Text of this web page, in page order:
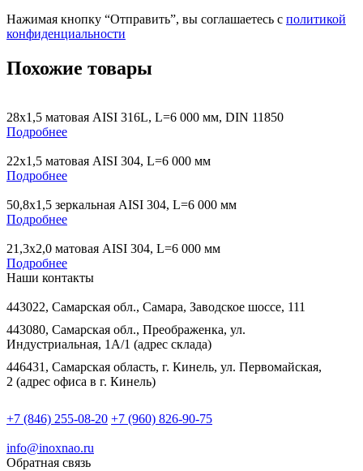
Нажимая кнопку “Отправить”, вы соглашаетесь с политикой
конфиденциальности
Похожие товары
28х1,5 матовая AISI 316L, L=6 000 мм, DIN 11850
Подробнее
22х1,5 матовая AISI 304, L=6 000 мм
Подробнее
50,8х1,5 зеркальная AISI 304, L=6 000 мм
Подробнее
21,3х2,0 матовая AISI 304, L=6 000 мм
Подробнее
Наши контакты
443022, Самарская обл., Самара, Заводское шоссе, 111
443080, Самарская обл., Преображенка, ул.
Индустриальная, 1А/1 (адрес склада)
446431, Самарская область, г. Кинель, ул. Первомайская,
2 (адрес офиса в г. Кинель)
+7 (846) 255-08-20 +7 (960) 826-90-75
info@inoxnao.ru
Обратная связь